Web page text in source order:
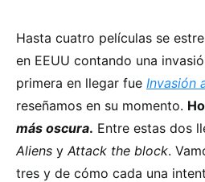
Hasta cuatro películas se
en EEUU contando una
primera en llegar fue Invasión
reseñamos en su momento.
más oscura. Entre estas dos
Aliens yAttack the block.
tres y de cómo cada una